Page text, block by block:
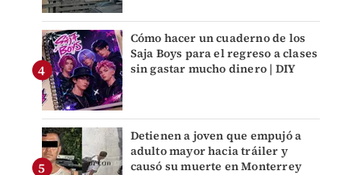
Cómo hacer un cuaderno de los
Saja Boys para el regreso a clases
sin gastar mucho dinero | DIY
Detienen a joven que empujó a
adulto mayor hacia tráiler y
causó su muerte en Monterrey